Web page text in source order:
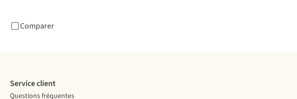
Comparer
Service client
Questions fréquentes